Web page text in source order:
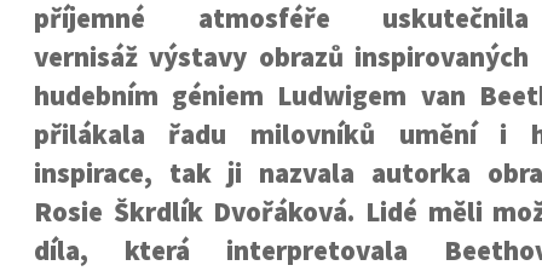
příjemné atmosféře uskutečnila
vernisáž výstavy obrazů inspirovaných
hudebním géniem Ludwigem van
přilákala řadu milovníků umění i
inspirace, tak ji nazvala autorka
Rosie Škrdlík Dvořáková. Lidé měli
díla, která interpretovala